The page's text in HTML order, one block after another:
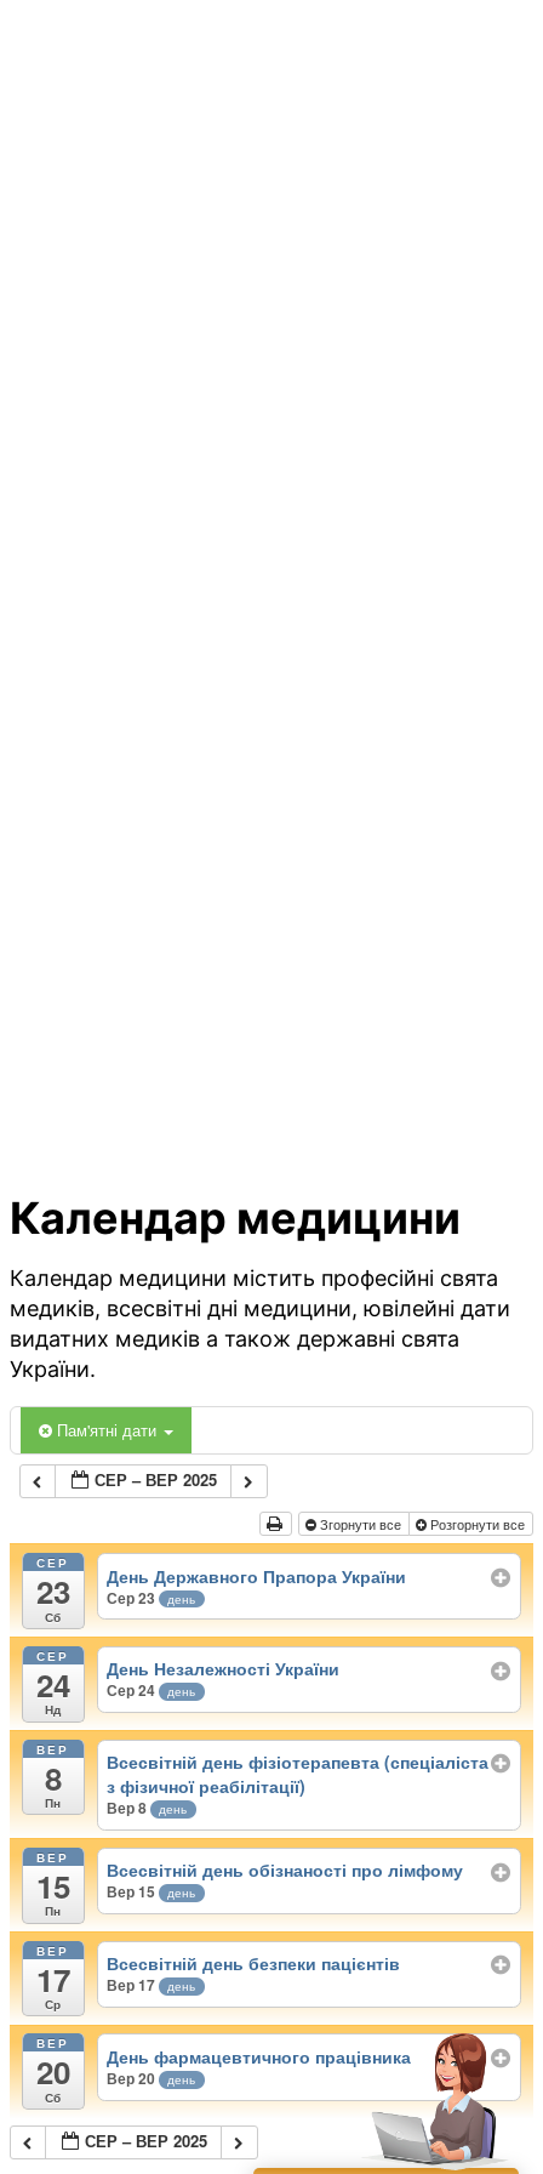
Календар медицини
Календар медицини містить професійні свята
медиків, всесвітні дні медицини, ювілейні дати
видатних медиків а також державні свята
України.
Пам'ятні дати
СЕР – ВЕР 2025
Згорнути все Розгорнути все
СЕР
23
Сб
День Державного Прапора України
Сер 23 день
СЕР
24
Нд
День Незалежності України
Сер 24 день
ВЕР
8
Пн
Всесвітній день фізіотерапевта (спеціаліста
з фізичної реабілітації)
Вер 8 день
ВЕР
15
Пн
Всесвітній день обізнаності про лімфому
Вер 15 день
ВЕР
17
Ср
Всесвітній день безпеки пацієнтів
Вер 17 день
ВЕР
20
Сб
День фармацевтичного працівника
Вер 20 день
СЕР – ВЕР 2025